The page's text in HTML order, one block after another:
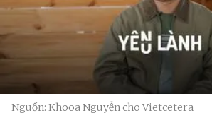
Nguồn: Khooa Nguyễn cho Vietcetera